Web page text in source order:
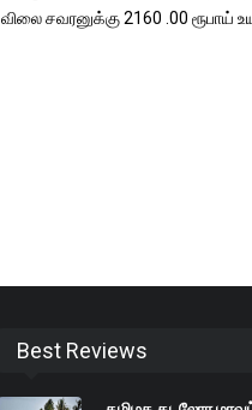
விலை சவரனுக்கு 2160 .00 ரூபாய்
Best Reviews